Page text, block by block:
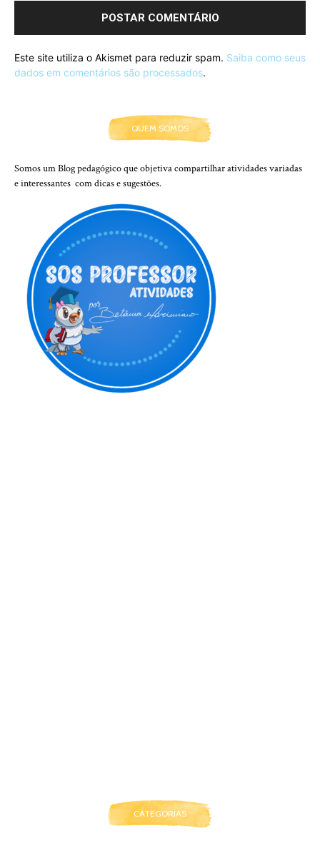
Este site utiliza o Akismet para reduzir spam. Saiba como seus
dados em comentários são processados.
QUEM SOMOS
Somos um Blog pedagógico que objetiva compartilhar atividades variadas
e interessantes com dicas e sugestões.
CATEGORIAS